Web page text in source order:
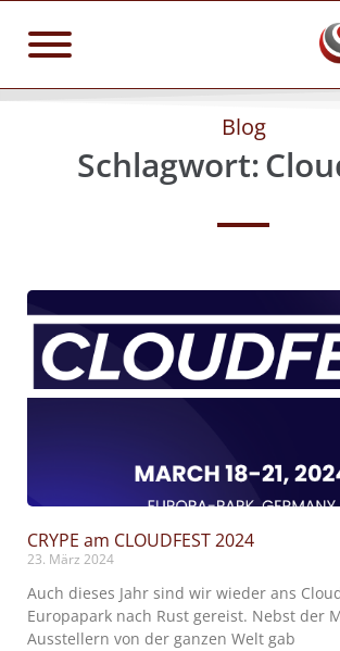
Blog
Schlagwort:
CRYPE am CLOUDFEST 2024
23. März 2024
Auch dieses Jahr sind wir wieder ans
Europapark nach Rust gereist. Nebst der
Ausstellern von der ganzen Welt gab